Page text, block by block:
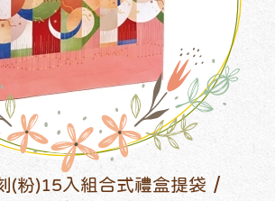
(粉)15入組合式禮盒提袋